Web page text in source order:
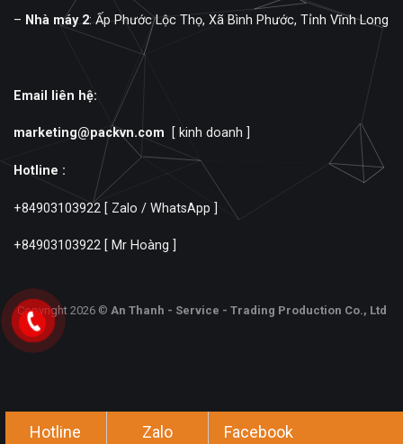
Hotline Zalo Facebook
– Nhà máy 2: Ấp Phước Lộc Thọ, Xã Bình Phước, Tỉnh Vĩnh Long
Email liên hệ:
marketing@packvn.com [ kinh doanh ]
Hotline :
+84903103922 [ Zalo / WhatsApp ]
+84903103922 [ Mr Hoàng ]
Copyright 2026 © An Thanh - Service - Trading Production Co., Ltd